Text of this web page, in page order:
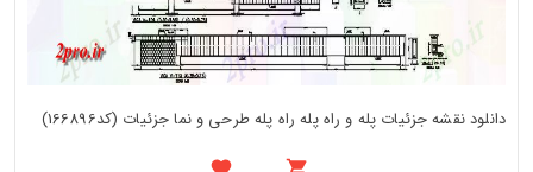
دانلود نقشه جزئیات پله و راه پله راه پله طرحی و نما جزئیات (کد166896)